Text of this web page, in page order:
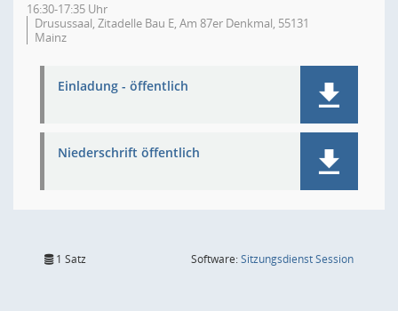
16:30-17:35 Uhr
Drusussaal, Zitadelle Bau E, Am 87er Denkmal, 55131
Mainz
Einladung - öffentlich
Niederschrift öffentlich
1 Satz Software:SitzungsdienstSession(Wird in